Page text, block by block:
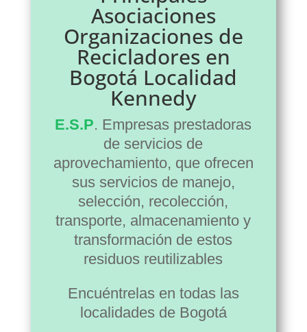
Asociaciones
Organizaciones de
Recicladores en
Bogotá Localidad
Kennedy
E.S.P. Empresas prestadoras
de servicios de
aprovechamiento, que ofrecen
sus servicios de manejo,
selección, recolección,
transporte, almacenamiento y
transformación de estos
residuos reutilizables
Encuéntrelas en todas las
localidades de Bogotá